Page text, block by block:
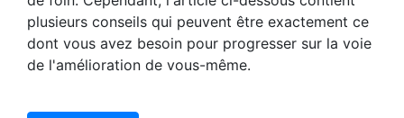
plusieurs conseils qui peuvent être exactement ce
dont vous avez besoin pour progresser sur la voie
de l'amélioration de vous-même.